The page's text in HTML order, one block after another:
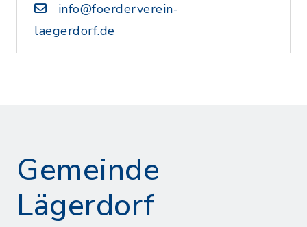
info@foerderverein-
laegerdorf.de
Gemeinde
Lägerdorf